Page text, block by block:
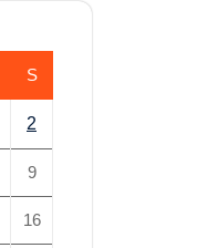
S
2
9
16